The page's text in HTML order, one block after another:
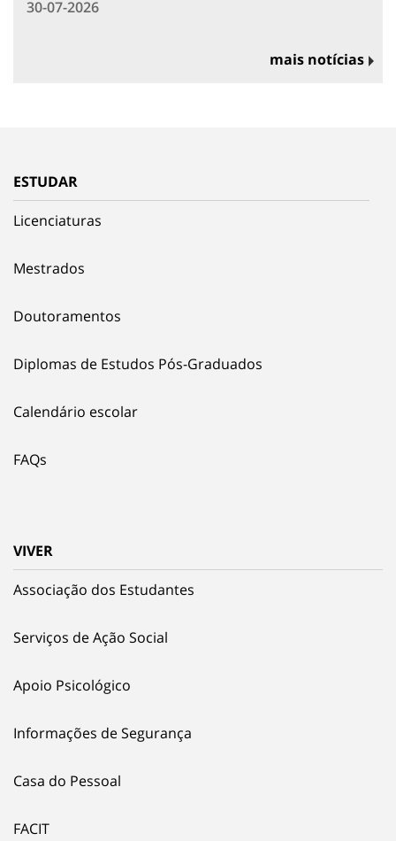
30-07-2026
mais notícias
ESTUDAR
Licenciaturas
Mestrados
Doutoramentos
Diplomas de Estudos Pós-Graduados
Calendário escolar
FAQs
VIVER
Associação dos Estudantes
Serviços de Ação Social
Apoio Psicológico
Informações de Segurança
Casa do Pessoal
FACIT